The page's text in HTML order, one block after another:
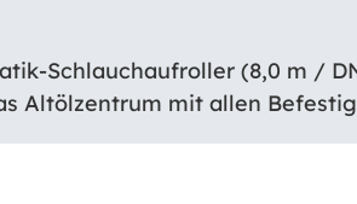
Schlauchaufroller (8,0 m /
Altölzentrum mit allen